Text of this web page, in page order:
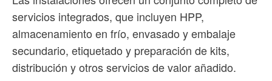
servicios integrados, que incluyen HPP,
almacenamiento en frío, envasado y embalaje
secundario, etiquetado y preparación de kits,
distribución y otros servicios de valor añadido.